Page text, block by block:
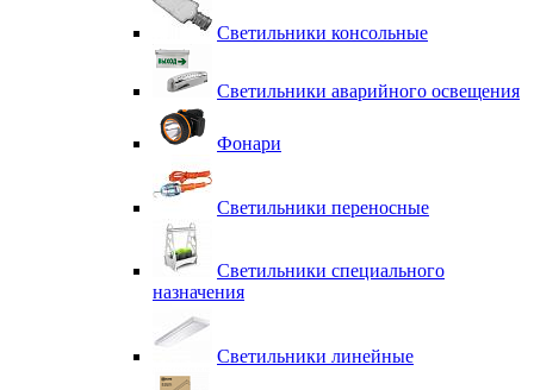
Светильники консольные
Светильники аварийного освещения
Фонари
Светильники переносные
Светильники специального
назначения
Светильники линейные